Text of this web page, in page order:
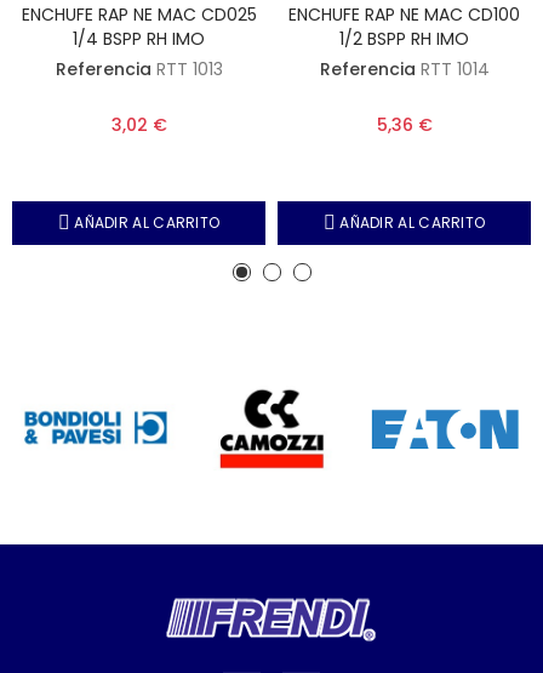
ENCHUFE RAP NE MAC CD025
1/4 BSPP RH IMO
Referencia RTT 1013
3,02 €
AÑADIR AL CARRITO
ENCHUFE RAP NE MAC CD100
1/2 BSPP RH IMO
Referencia RTT 1014
5,36 €
AÑADIR AL CARRITO